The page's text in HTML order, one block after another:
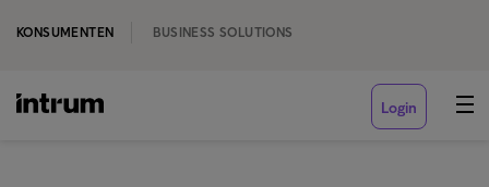
KONSUMENTEN BUSINESS SOLUTIONS
Login